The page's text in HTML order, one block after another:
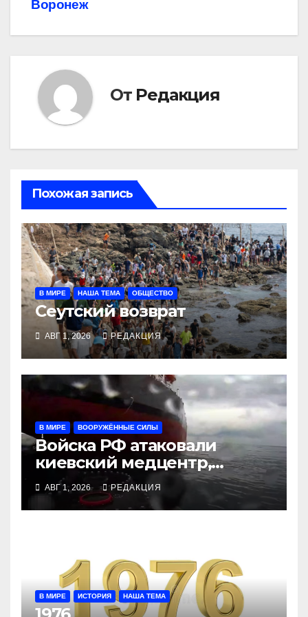
Воронеж
От Редакция
Похожая запись
В МИРЕ НАША ТЕМА ОБЩЕСТВО
Сеутский возврат
АВГ 1, 2026 РЕДАКЦИЯ
В МИРЕ ВООРУЖЁННЫЕ СИЛЫ
Войска РФ атаковали
киевский медцентр,
украинские БПЛА утопили
контейнеровоз «Росатома»
АВГ 1, 2026 РЕДАКЦИЯ
В МИРЕ ИСТОРИЯ НАША ТЕМА